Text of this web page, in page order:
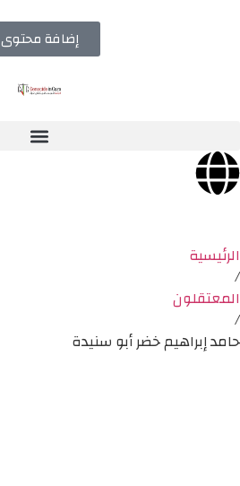
إضافة محتوى
الرئيسية
/
المعتقلون
/
حامد إبراهيم خضر أبو سنيدة